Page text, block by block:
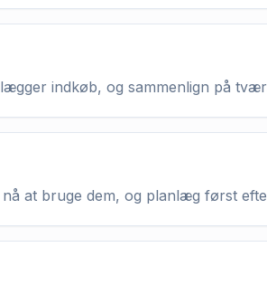
indkøb, og sammenlign på
at bruge dem, og planlæg først